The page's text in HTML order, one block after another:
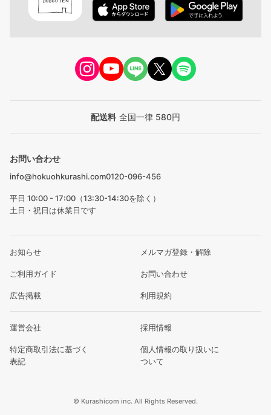
配送料 全国一律 580円
お問い合わせ
info@hokuohkurashi.com0120-096-456
平日 10:00 - 17:00（13:30-14:30を除く）
土日・祝日は休業日です
お知らせ メルマガ登録・解除
ご利用ガイド お問い合わせ
広告掲載 利用規約
運営会社 採用情報
特定商取引法に基づく
表記
個人情報の取り扱いに
ついて
© Kurashicom inc. All Rights Reserved.